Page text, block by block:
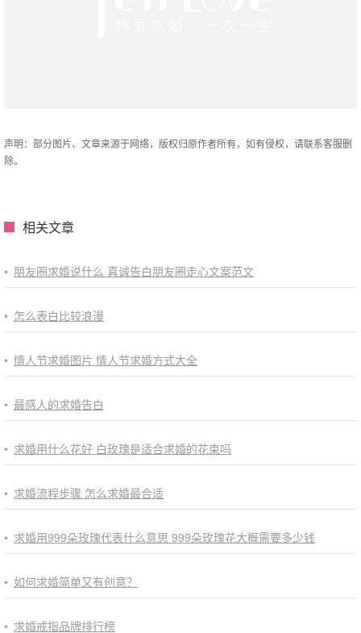
声明：部分图片、文章来源于网络，版权归原作者所有，如有侵权，请联系客服删
除。
相关文章
• 朋友圈求婚说什么 真诚告白朋友圈走心文案范文
• 怎么表白比较浪漫
• 情人节求婚图片 情人节求婚方式大全
• 最感人的求婚告白
• 求婚用什么花好 白玫瑰是适合求婚的花束吗
• 求婚流程步骤 怎么求婚最合适
• 求婚用999朵玫瑰代表什么意思 999朵玫瑰花大概需要多少钱
• 如何求婚简单又有创意？
• 求婚戒指品牌排行榜